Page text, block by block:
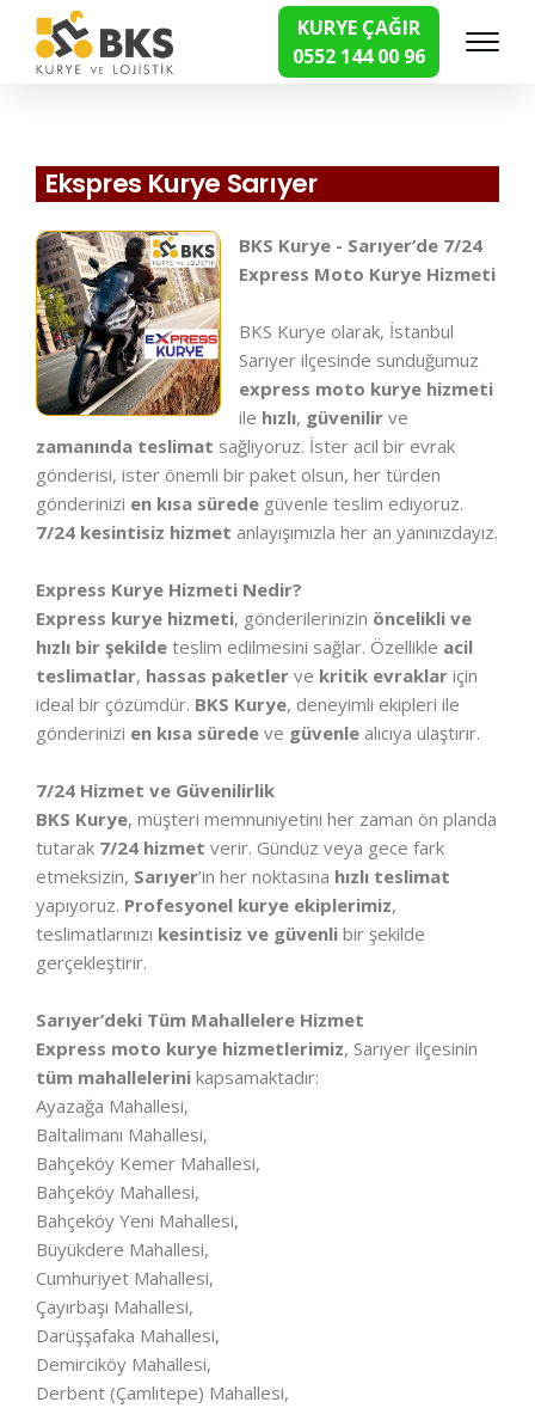
KURYE ÇAĞIR
0552 144 00 96
Hızlı Kurye Hizmetleri
Ekspres Kurye Sarıyer
BKS Kurye - Sarıyer’de 7/24
Express Moto Kurye Hizmeti
BKS Kurye olarak, İstanbul
Sarıyer ilçesinde sunduğumuz
express moto kurye hizmeti
ile hızlı, güvenilir ve
zamanında teslimat sağlıyoruz. İster acil bir evrak
gönderisi, ister önemli bir paket olsun, her türden
gönderinizi en kısa sürede güvenle teslim ediyoruz.
7/24 kesintisiz hizmet anlayışımızla her an yanınızdayız.
Express Kurye Hizmeti Nedir?
Express kurye hizmeti, gönderilerinizin öncelikli ve
hızlı bir şekilde teslim edilmesini sağlar. Özellikle acil
teslimatlar, hassas paketler ve kritik evraklar için
ideal bir çözümdür. BKS Kurye, deneyimli ekipleri ile
gönderinizi en kısa sürede ve güvenle alıcıya ulaştırır.
7/24 Hizmet ve Güvenilirlik
BKS Kurye, müşteri memnuniyetini her zaman ön planda
tutarak 7/24 hizmet verir. Gündüz veya gece fark
etmeksizin, Sarıyer’in her noktasına hızlı teslimat
yapıyoruz. Profesyonel kurye ekiplerimiz,
teslimatlarınızı kesintisiz ve güvenli bir şekilde
gerçekleştirir.
Sarıyer’deki Tüm Mahallelere Hizmet
Express moto kurye hizmetlerimiz, Sarıyer ilçesinin
tüm mahallelerini kapsamaktadır:
Ayazağa Mahallesi,
Baltalimanı Mahallesi,
Bahçeköy Kemer Mahallesi,
Bahçeköy Mahallesi,
Bahçeköy Yeni Mahallesi,
Büyükdere Mahallesi,
Cumhuriyet Mahallesi,
Çayırbaşı Mahallesi,
Darüşşafaka Mahallesi,
Demirciköy Mahallesi,
Derbent (Çamlıtepe) Mahallesi,